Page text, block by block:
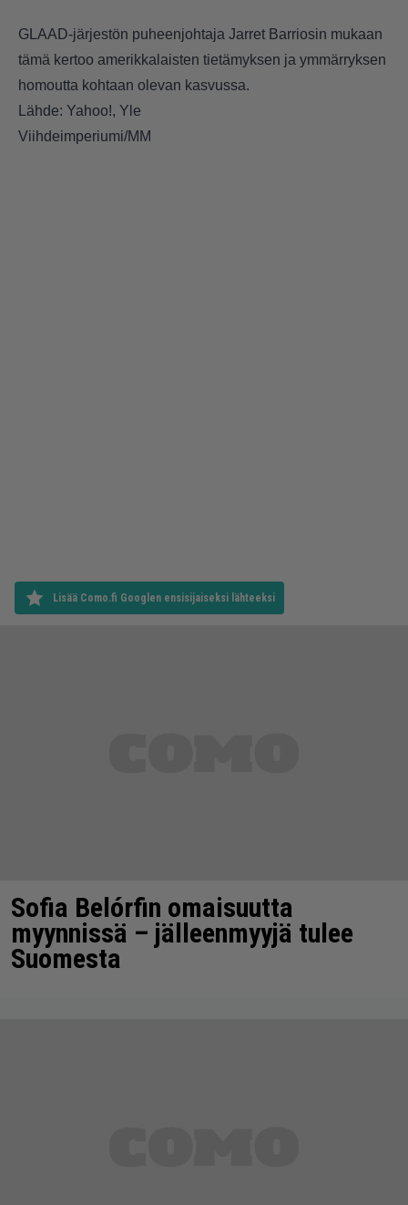
GLAAD-järjestön puheenjohtaja Jarret Barriosin mukaan
tämä kertoo amerikkalaisten tietämyksen ja ymmärryksen
homoutta kohtaan olevan kasvussa.
Lähde: Yahoo!, Yle
Viihdeimperiumi/MM
Lisää Como.fi Googlen ensisijaiseksi lähteeksi
Sofia Belórfin omaisuutta
myynnissä – jälleenmyyjä tulee
Suomesta